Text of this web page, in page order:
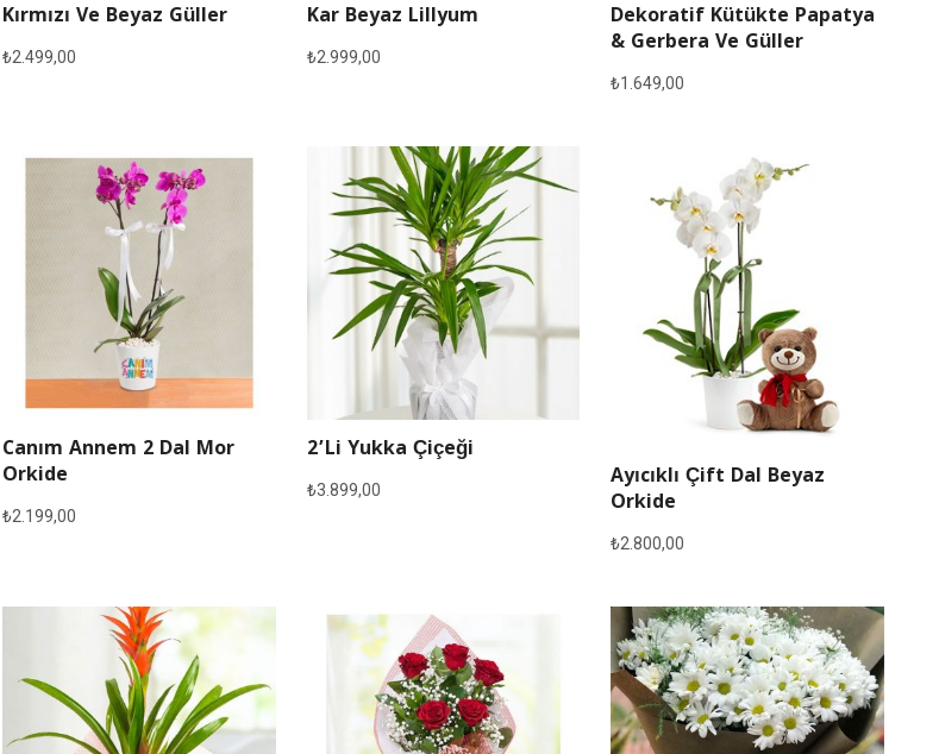
Kırmızı Ve Beyaz Güller
₺2.499,00
Kar Beyaz Lillyum
₺2.999,00
Dekoratif Kütükte Papatya
& Gerbera Ve Güller
₺1.649,00
Canım Annem 2 Dal Mor
Orkide
₺2.199,00
2’li Yukka Çiçeği
₺3.899,00
Ayıcıklı Çift Dal Beyaz
Orkide
₺2.800,00